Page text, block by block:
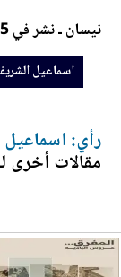
نيسان ـ نشر في 2025-12-31 الساعة 10:04
اسماعيل
رأي:
مقالات أخرى